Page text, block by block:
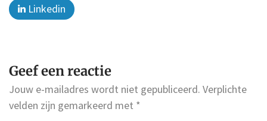
Linkedin
Geef een reactie
Jouw e-mailadres wordt niet gepubliceerd. Verplichte
velden zijn gemarkeerd met *